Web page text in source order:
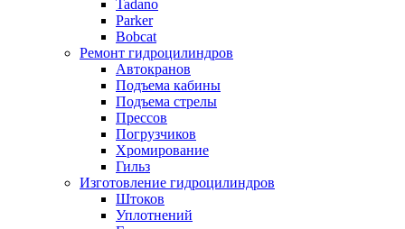
Tadano
Parker
Bobcat
Ремонт гидроцилиндров
Автокранов
Подъема кабины
Подъема стрелы
Прессов
Погрузчиков
Хромирование
Гильз
Изготовление гидроцилиндров
Штоков
Уплотнений